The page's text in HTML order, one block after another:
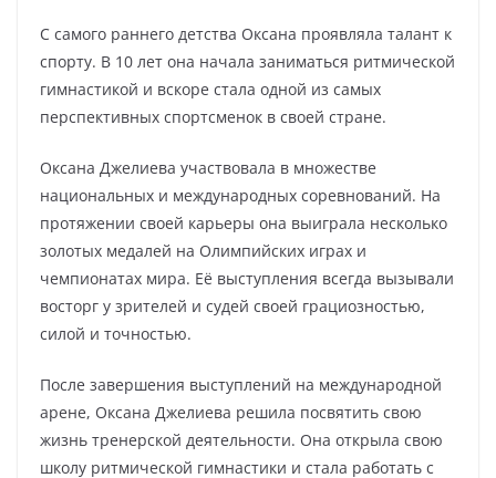
С самого раннего детства Оксана проявляла талант к
спорту. В 10 лет она начала заниматься ритмической
гимнастикой и вскоре стала одной из самых
перспективных спортсменок в своей стране.
Оксана Джелиева участвовала в множестве
национальных и международных соревнований. На
протяжении своей карьеры она выиграла несколько
золотых медалей на Олимпийских играх и
чемпионатах мира. Её выступления всегда вызывали
восторг у зрителей и судей своей грациозностью,
силой и точностью.
После завершения выступлений на международной
арене, Оксана Джелиева решила посвятить свою
жизнь тренерской деятельности. Она открыла свою
школу ритмической гимнастики и стала работать с